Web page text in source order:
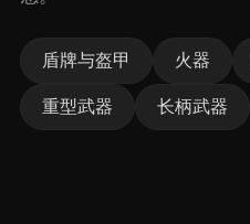
盾牌与盔甲 火器
重型武器 长柄武器